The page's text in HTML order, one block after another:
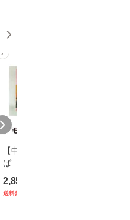
7
【中古】 耳をすませ
ば 〈2枚組〉 [DVD] /
ブエナ・ビスタ・ホー
ム・エンターテイメン
2,852
送料無料